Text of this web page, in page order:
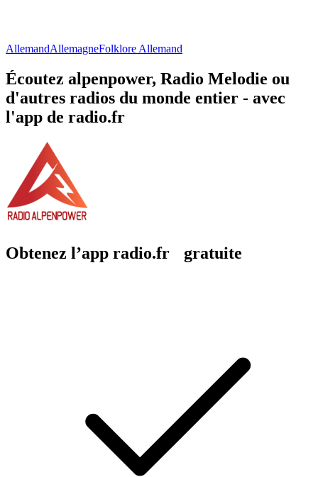
AllemandAllemagneFolklore Allemand
Écoutez alpenpower, Radio Melodie ou
d'autres radios du monde entier - avec
l'app de radio.fr
Obtenez l’app radio.fr gratuite